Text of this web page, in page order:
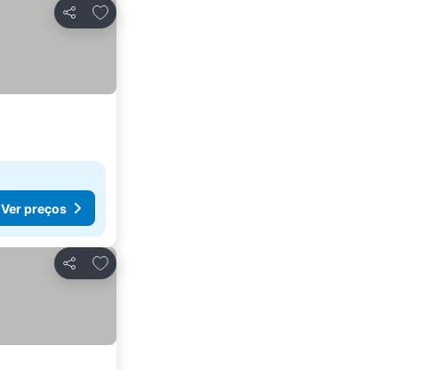
Partilhar
Adicionar aos favoritos
Ver preços
Partilhar
Adicionar aos favoritos